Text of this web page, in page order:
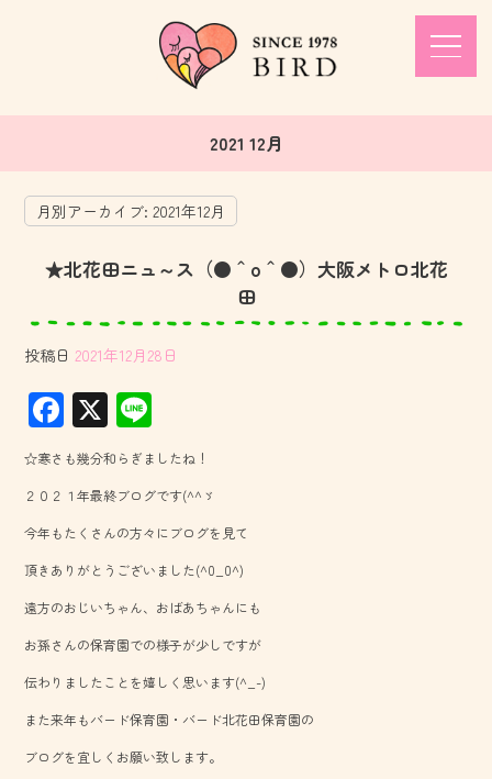
2021 12月
月別アーカイブ:2021年12月
★北花田ニュ～ス（●＾o＾●）大阪メトロ北花
田
投稿日 2021年12月28日
F
ac
e
b
o
ok
X
ne
☆寒さも幾分和らぎましたね！
２０２１年最終ブログです(^^ゞ
今年もたくさんの方々にブログを見て
頂きありがとうございました(^0_0^)
遠方のおじいちゃん、おばあちゃんにも
お孫さんの保育園での様子が少しですが
伝わりましたことを嬉しく思います(^_-)
また来年もバード保育園・バード北花田保育園の
ブログを宜しくお願い致します。